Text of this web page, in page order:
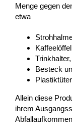
Menge gegen
etwa
Trinkhalter,
Besteck
Allein diese
ihrem